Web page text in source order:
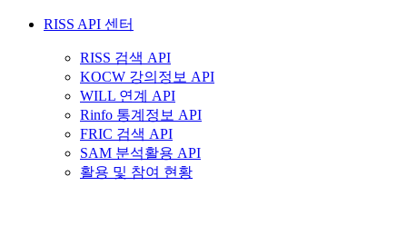
RISS API 센터
RISS 검색 API
KOCW 강의정보 API
WILL 연계 API
Rinfo 통계정보 API
FRIC 검색 API
SAM 분석활용 API
활용 및 참여 현황